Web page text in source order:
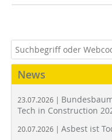
News
23.07.2026 |
Tech in Construction
20.07.2026 | Asbest ist